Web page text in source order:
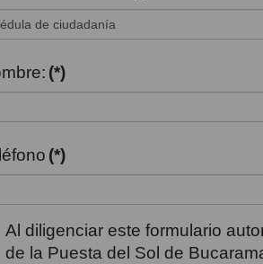
(*)
(*)
Al diligenciar este formulario
de la Puesta del Sol de